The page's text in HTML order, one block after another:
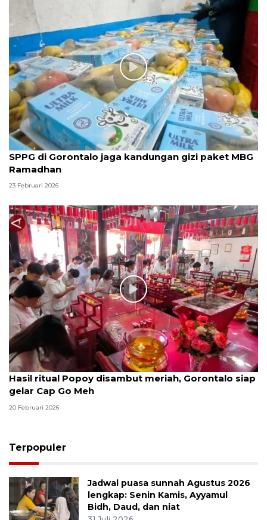
SPPG di Gorontalo jaga kandungan gizi paket MBG
Ramadhan
23 Februari 2026
Hasil ritual Popoy disambut meriah, Gorontalo siap
gelar Cap Go Meh
20 Februari 2026
Terpopuler
Jadwal puasa sunnah Agustus 2026
lengkap: Senin Kamis, Ayyamul
Bidh, Daud, dan niat